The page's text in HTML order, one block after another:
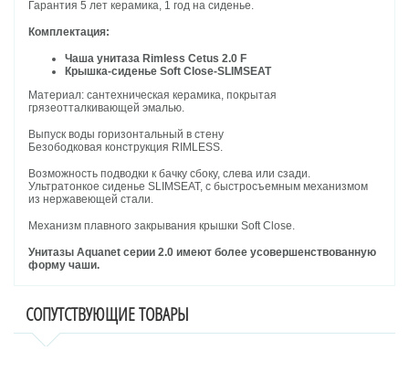
Гарантия 5 лет керамика, 1 год на сиденье.
Комплектация:
Чаша унитаза Rimless Cetus 2.0 F
Крышка-сиденье Soft Close-SLIMSEAT
Материал: сантехническая керамика, покрытая
грязеотталкивающей эмалью.
Выпуск воды горизонтальный в стену
Безободковая конструкция RIMLESS.
Возможность подводки к бачку сбоку, слева или сзади.
Ультратонкое сиденье SLIMSEAT, с быстросъемным механизмом
из нержавеющей стали.
Механизм плавного закрывания крышки Soft Close.
Унитазы Aquanet серии 2.0 имеют более усовершенствованную
форму чаши.
СОПУТСТВУЮЩИЕ ТОВАРЫ